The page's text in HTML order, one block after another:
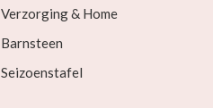
Verzorging & Home
Barnsteen
Seizoenstafel